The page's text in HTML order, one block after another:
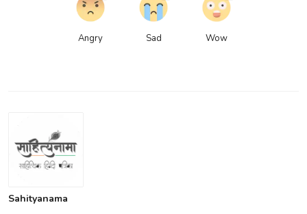
Angry Sad Wow
Sahityanama